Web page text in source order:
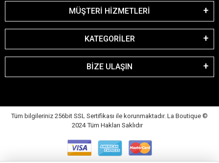
MÜŞTERİ HİZMETLERİ
KATEGORİLER
BİZE ULAŞIN
Tüm bilgileriniz 256bit SSL Sertifikası ile korunmaktadır. La Boutique ©
2024 Tüm Hakları Saklıdır